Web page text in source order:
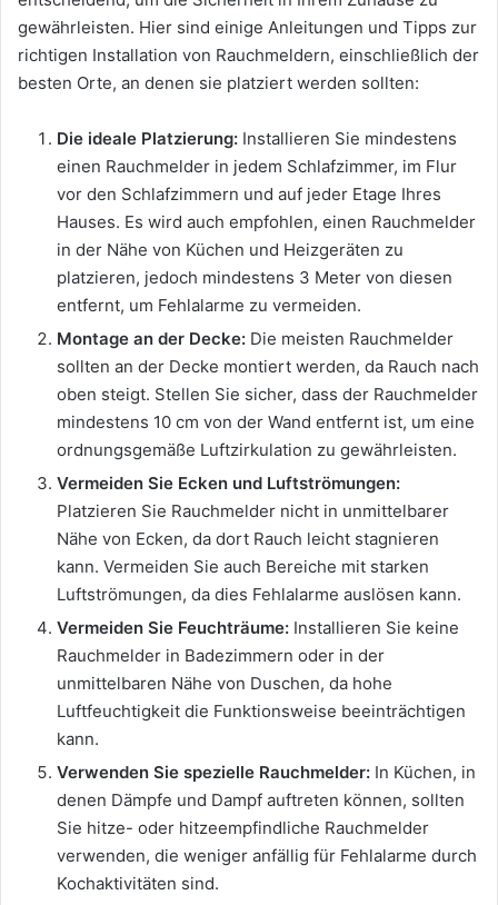
gewährleisten. Hier sind einige Anleitungen und Tipps zur
richtigen Installation von Rauchmeldern, einschließlich der
besten Orte, an denen sie platziert werden sollten:
Die ideale Platzierung: Installieren Sie mindestens
einen Rauchmelder in jedem Schlafzimmer, im Flur
vor den Schlafzimmern und auf jeder Etage Ihres
Hauses. Es wird auch empfohlen, einen Rauchmelder
in der Nähe von Küchen und Heizgeräten zu
platzieren, jedoch mindestens 3 Meter von diesen
entfernt, um Fehlalarme zu vermeiden.
Montage an der Decke: Die meisten Rauchmelder
sollten an der Decke montiert werden, da Rauch nach
oben steigt. Stellen Sie sicher, dass der Rauchmelder
mindestens 10 cm von der Wand entfernt ist, um eine
ordnungsgemäße Luftzirkulation zu gewährleisten.
Vermeiden Sie Ecken und Luftströmungen:
Platzieren Sie Rauchmelder nicht in unmittelbarer
Nähe von Ecken, da dort Rauch leicht stagnieren
kann. Vermeiden Sie auch Bereiche mit starken
Luftströmungen, da dies Fehlalarme auslösen kann.
Vermeiden Sie Feuchträume: Installieren Sie keine
Rauchmelder in Badezimmern oder in der
unmittelbaren Nähe von Duschen, da hohe
Luftfeuchtigkeit die Funktionsweise beeinträchtigen
kann.
Verwenden Sie spezielle Rauchmelder: In Küchen, in
denen Dämpfe und Dampf auftreten können, sollten
Sie hitze- oder hitzeempfindliche Rauchmelder
verwenden, die weniger anfällig für Fehlalarme durch
Kochaktivitäten sind.